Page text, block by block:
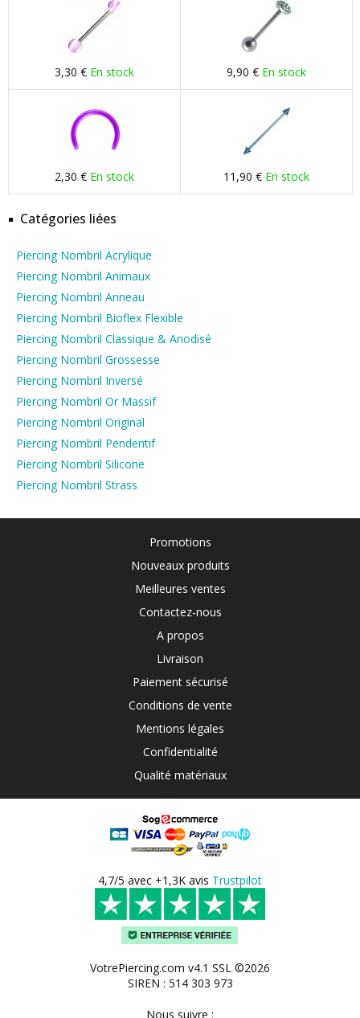
3,30 € En stock 9,90 € En stock
2,30 € En stock 11,90 € En stock
Catégories liées
Piercing Nombril Acrylique
Piercing Nombril Animaux
Piercing Nombril Anneau
Piercing Nombril Bioflex Flexible
Piercing Nombril Classique & Anodisé
Piercing Nombril Grossesse
Piercing Nombril Inversé
Piercing Nombril Or Massif
Piercing Nombril Original
Piercing Nombril Pendentif
Piercing Nombril Silicone
Piercing Nombril Strass
Promotions
Nouveaux produits
Meilleures ventes
Contactez-nous
A propos
Livraison
Paiement sécurisé
Conditions de vente
Mentions légales
Confidentialité
Qualité matériaux
4,7/5 avec +1,3K avis Trustpilot
VotrePiercing.com v4.1 SSL ©2026
SIREN : 514 303 973
Nous suivre :